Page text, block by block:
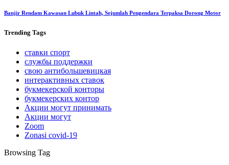
Banjir Rendam Kawasan Lubuk Lintah, Sejumlah Pengendara Terpaksa Dorong Motor
Trending Tags
ставки спорт
службы поддержки
свою антибольшевицкая
интерактивных ставок
букмекерской конторы
букмекерских контор
Акции могут принимать
Акции могут
Zoom
Zonasi covid-19
Browsing Tag